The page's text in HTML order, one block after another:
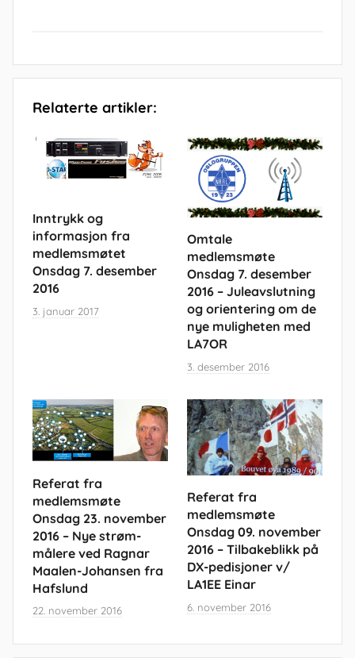
Relaterte artikler:
Inntrykk og
informasjon fra
medlemsmøtet
Onsdag 7. desember
2016
3. januar 2017
Omtale
medlemsmøte
Onsdag 7. desember
2016 – Juleavslutning
og orientering om de
nye muligheten med
LA7OR
3. desember 2016
Referat fra
medlemsmøte
Onsdag 23. november
2016 – Nye strøm-
målere ved Ragnar
Maalen-Johansen fra
Hafslund
22. november 2016
Referat fra
medlemsmøte
Onsdag 09. november
2016 – Tilbakeblikk på
DX-pedisjoner v/
LA1EE Einar
6. november 2016